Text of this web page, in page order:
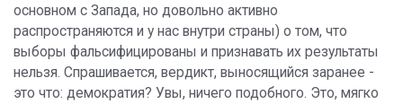
основном с Запада, но довольно активно
распространяются и у нас внутри страны) о том, что
выборы фальсифицированы и признавать их результаты
нельзя. Спрашивается, вердикт, выносящийся заранее -
это что: демократия? Увы, ничего подобного. Это, мягко